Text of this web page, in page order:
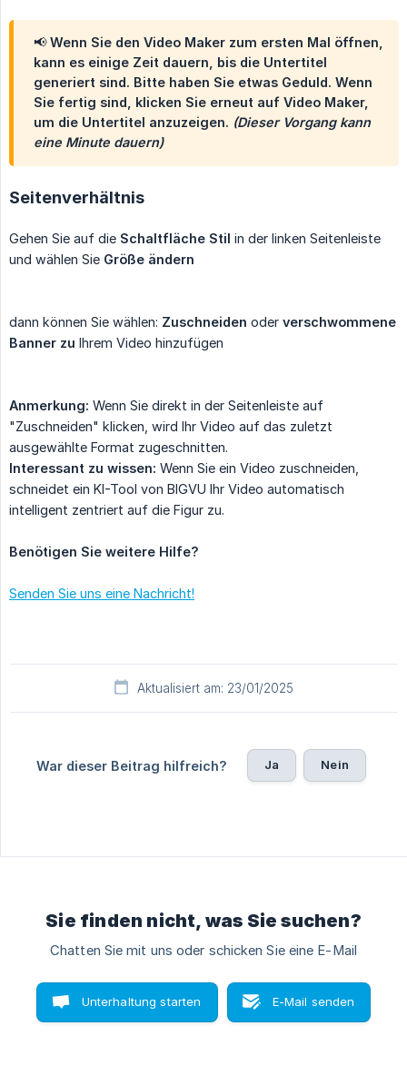
📢 Wenn Sie den Video Maker zum ersten Mal öffnen,
kann es einige Zeit dauern, bis die Untertitel
generiert sind. Bitte haben Sie etwas Geduld. Wenn
Sie fertig sind, klicken Sie erneut auf Video Maker,
um die Untertitel anzuzeigen. (Dieser Vorgang kann
eine Minute dauern)
Seitenverhältnis
Gehen Sie auf die Schaltfläche Stil in der linken Seitenleiste
und wählen Sie Größe ändern
dann können Sie wählen: Zuschneiden oder verschwommene
Banner zu Ihrem Video hinzufügen
Anmerkung: Wenn Sie direkt in der Seitenleiste auf
"Zuschneiden" klicken, wird Ihr Video auf das zuletzt
ausgewählte Format zugeschnitten.
Interessant zu wissen: Wenn Sie ein Video zuschneiden,
schneidet ein KI-Tool von BIGVU Ihr Video automatisch
intelligent zentriert auf die Figur zu.
Benötigen Sie weitere Hilfe?
Senden Sie uns eine Nachricht!
Aktualisiert am: 23/01/2025
War dieser Beitrag hilfreich? Ja Nein
Sie finden nicht, was Sie suchen?
Chatten Sie mit uns oder schicken Sie eine E-Mail
Unterhaltung starten E-Mail senden